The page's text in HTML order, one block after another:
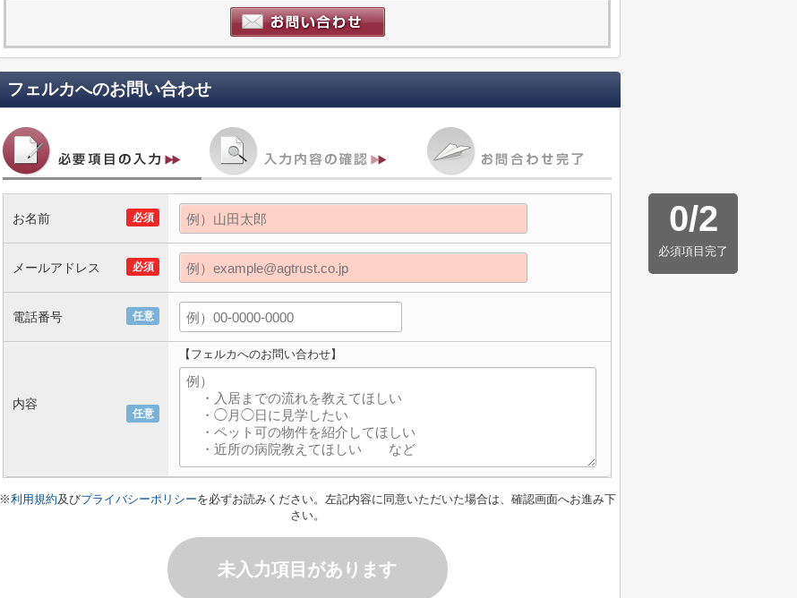
フェルカへのお問い合わせ
0/2
必須項目完了
必須
お名前
必須
メールアドレス
任意
電話番号
任意
内容
【フェルカへのお問い合わせ】
※利用規約及びプライバシーポリシーを必ずお読みください。左記内容に同意いただいた場合は、確認画面へお進み下
さい。
未入力項目があります